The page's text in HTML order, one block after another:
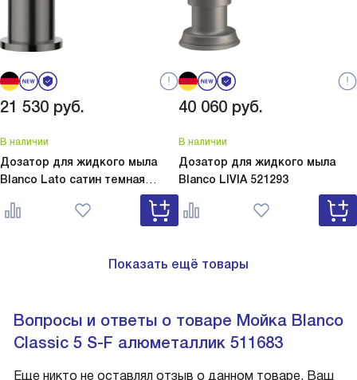
21 530 руб.
В наличии
Дозатор для жидкого мыла
Blanco Lato сатин темная
Lato сатин темная сталь
527743
40 060 руб.
В наличии
Дозатор для жидкого мыла
Blanco LIVIA 521293
Показать ещё товары
Вопросы и ответы о товаре Мойка Blanco
Classic 5 S-F алюметаллик 511683
Еще никто не оставлял отзыв о данном товаре. Ваш